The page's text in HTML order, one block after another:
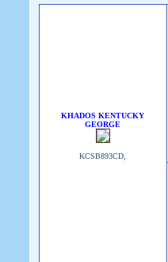
KHADOS KENTUCKY
GEORGE
KCSB893CD,